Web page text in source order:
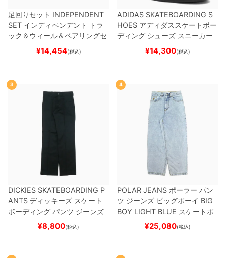
足回りセット INDEPENDENT
SET インディペンデント
トラ
ック＆ウィール＆ベアリングセ
（トリック用）
ード スケボー
¥14,454(税込)
ADIDAS SKATEBOARDING S
HOES アディダススケートボー
ディング シューズ スニーカー
スーパースター SUPERSTAR A
BLACK/WHITE/WHITE
ー
¥14,300(税込)
3
DICKIES SKATEBOARDING P
ANTS ディッキーズ スケート
ボーディング パンツ ジーンズ
SLIM FIT 30 LENGTH
スケートボード スケボー
¥8,800(税込)
4
POLAR JEANS ポーラー パン
ツ ジーンズ ビッグボーイ BIG
BOY LIGHT BLUE スケートボ
ード スケボー
¥25,080(税込)